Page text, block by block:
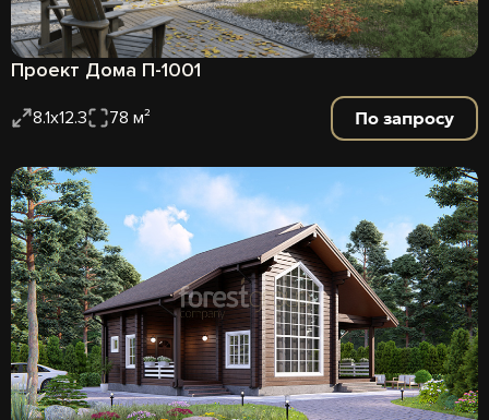
Проект Дома П-1001
8.1х12.3 78 м² По запросу